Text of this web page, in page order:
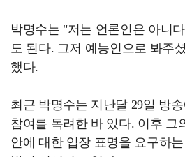
박명수는 "저는 언론인은 아니
도 된다. 그저 예능인으로 봐주
했다.
최근 박명수는 지난달 29일 방
참여를 독려한 바 있다. 이후 그
안에 대한 입장 표명을 요구하